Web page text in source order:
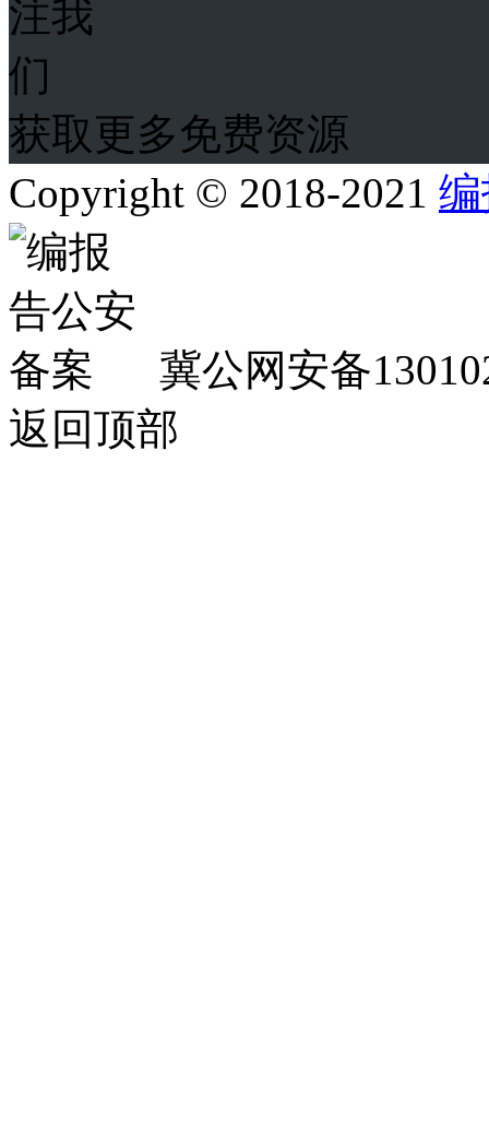
获取更多免费资源
Copyright © 2018-2021
冀公网安备
返回顶部